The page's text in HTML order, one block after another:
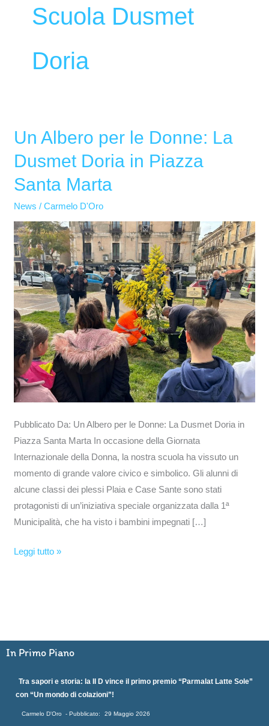
Scuola Dusmet
Doria
Un Albero per le Donne: La
Dusmet Doria in Piazza
Santa Marta
News /Carmelo D'Oro
Pubblicato Da: Un Albero per le Donne: La Dusmet Doria in
Piazza Santa Marta In occasione della Giornata
Internazionale della Donna, la nostra scuola ha vissuto un
momento di grande valore civico e simbolico. Gli alunni di
alcune classi dei plessi Plaia e Case Sante sono stati
protagonisti di un’iniziativa speciale organizzata dalla 1ª
Municipalità, che ha visto i bambini impegnati […]
Un
per
le
Dusmet
Doria
in
Piazza
Santa
Marta
Leggi tutto »
In Primo Piano
Tra sapori e storia: la II D vince il primo premio “Parmalat Latte Sole”
con “Un mondo di colazioni”!
Carmelo D'Oro 29 Maggio 2026